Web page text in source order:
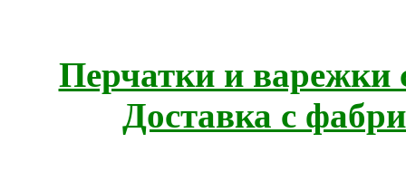
Перчатки и варежки
Доставка с